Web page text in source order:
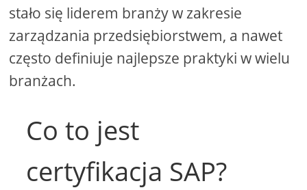
stało się liderem branży w zakresie
zarządzania przedsiębiorstwem, a nawet
często definiuje najlepsze praktyki w wielu
branżach.
Co to jest
certyfikacja SAP?